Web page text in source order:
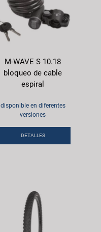
M-WAVE S 10.18
bloqueo de cable
espiral
disponible en diferentes
versiones
DETALLES